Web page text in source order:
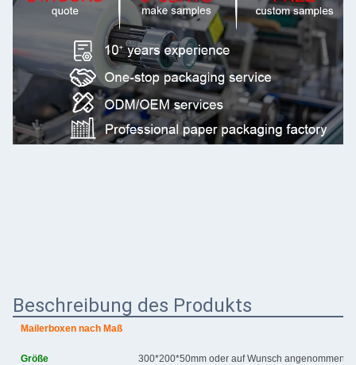
Beschreibung des Produkts
Mailerboxen nach Maß
Größe 300*200*50mm oder auf Wunsch angenommen